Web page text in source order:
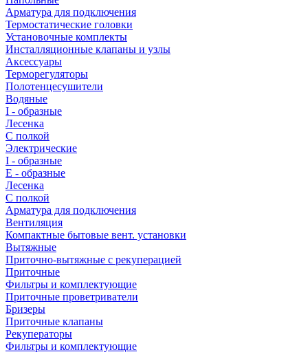
Арматура для подключения
Термостатические головки
Установочные комплекты
Инсталляционные клапаны и узлы
Аксессуары
Терморегуляторы
Полотенцесушители
Водяные
I - образные
Лесенка
С полкой
Электрические
I - образные
E - образные
Лесенка
С полкой
Арматура для подключения
Вентиляция
Компактные бытовые вент. установки
Вытяжные
Приточно-вытяжные с рекуперацией
Приточные
Фильтры и комплектующие
Приточные проветриватели
Бризеры
Приточные клапаны
Рекуператоры
Фильтры и комплектующие